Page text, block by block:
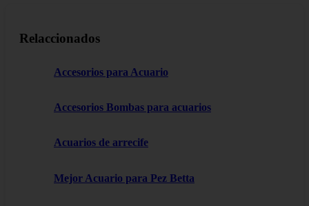
Relaccionados
Accesorios para Acuario
Accesorios Bombas para acuarios
Acuarios de arrecife
Mejor Acuario para Pez Betta